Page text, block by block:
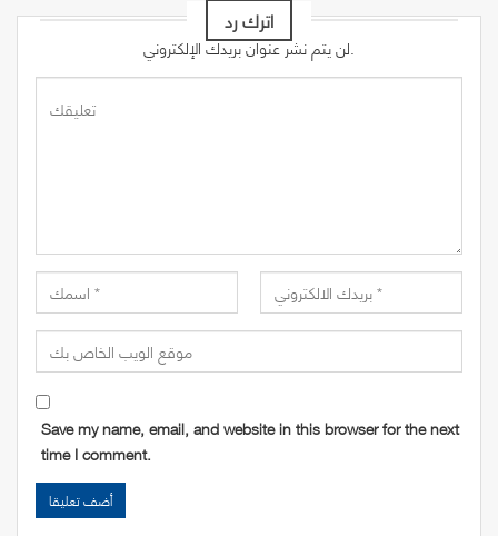
اترك رد
لن يتم نشر عنوان بريدك الإلكتروني.
Save my name, email, and website in this browser for the next
time I comment.